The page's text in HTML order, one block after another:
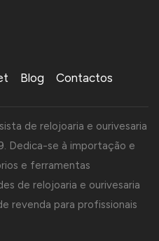
Blog Contactos
de relojoaria e ourivesaria
Dedica-se à importação e
e ferramentas
de relojoaria e ourivesaria
revenda para profissionais